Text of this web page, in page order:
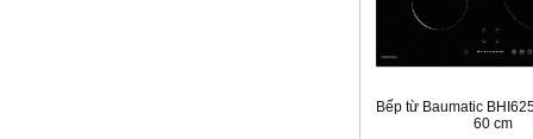
Bếp từ Baumatic
60 cm